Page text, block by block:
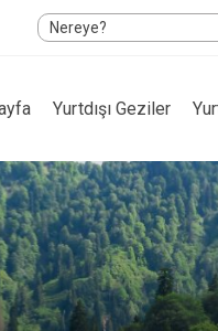
Yurtdışı Geziler